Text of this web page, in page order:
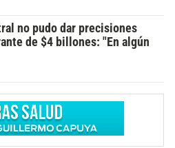
no pudo dar precisiones
de $4 billones: "En algún